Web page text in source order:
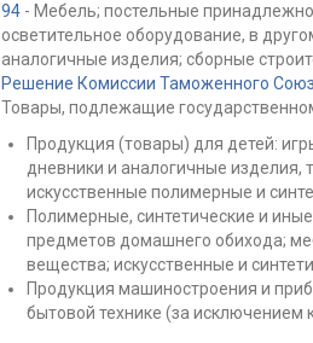
94 - Мебель; постельные
осветительное оборудование, в
аналогичные изделия; сборные
Решение Комиссии Таможенного
Товары, подлежащие
Продукция (товары) для детей:
дневники и аналогичные изделия,
искусственные полимерные и
Полимерные, синтетические и
предметов домашнего обихода;
вещества; искусственные и
Продукция машиностроения и
бытовой технике (за